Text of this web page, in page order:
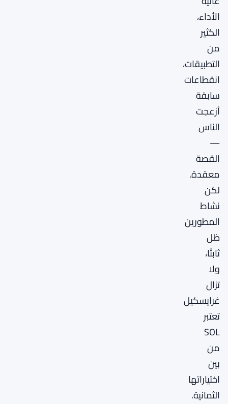
الأداء،
الكثير
من
التطبيقات،
انقطاعات
سابقة
أزعجت
الناس
—
القصة
معقدة.
لكن
نشاط
المطورين
ظل
ثابتًا،
ولا
تزال
غرايسكيل
تعتبر
SOL
من
بين
اختياراتها
الثمانية.